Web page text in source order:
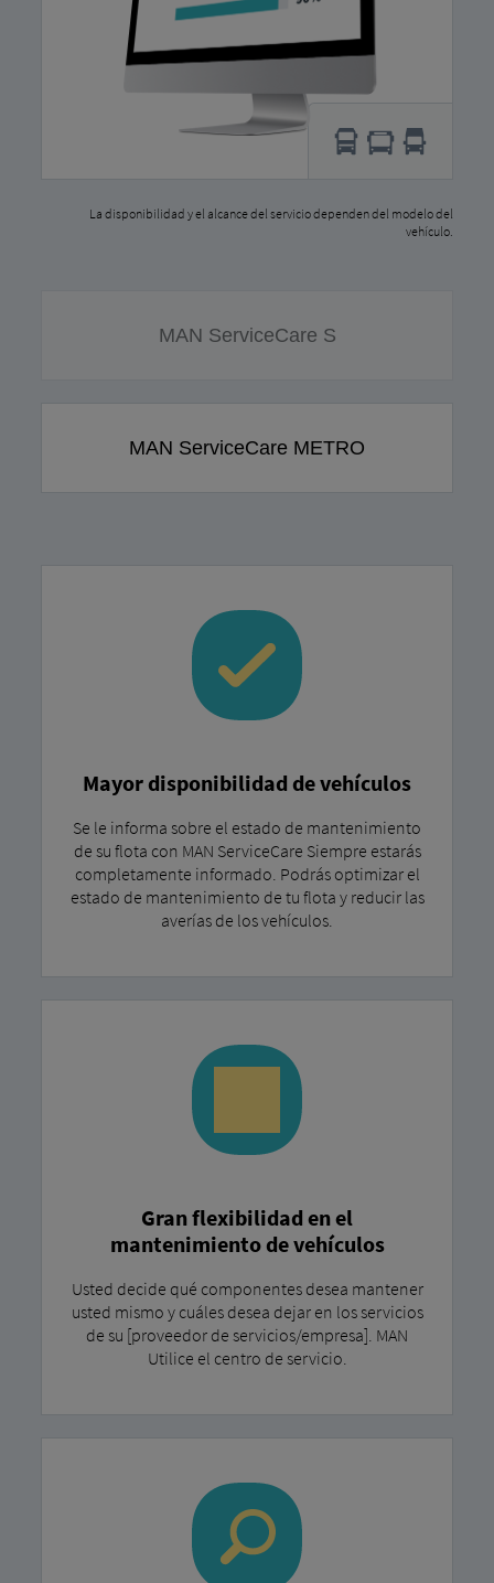
La disponibilidad y el alcance del servicio dependen del modelo del
vehículo.
MAN ServiceCare S
MAN ServiceCare METRO
Mayor disponibilidad de vehículos
Se le informa sobre el estado de mantenimiento
de su flota con MAN ServiceCare Siempre estarás
completamente informado. Podrás optimizar el
estado de mantenimiento de tu flota y reducir las
averías de los vehículos.
Gran flexibilidad en el
mantenimiento de vehículos
Usted decide qué componentes desea mantener
usted mismo y cuáles desea dejar en los servicios
de su [proveedor de servicios/empresa]. MAN
Utilice el centro de servicio.